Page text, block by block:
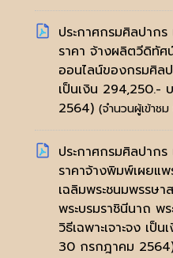
ประกาศกรมศิลปากร
ราคา จ้างผลิตวีดิทัศ
ออนไลน์ของกรมศิลป
เป็นเงิน 294,250.-
2564) (จำนวนผู้เข้าช
ประกาศกรมศิลปากร
ราคาจ้างพิมพ์เผยแพ
เฉลิมพระชนมพรรษา
พระบรมราชินีนาถ พ
วิธีเฉพาะเจาะจง เป็
30 กรกฎาคม